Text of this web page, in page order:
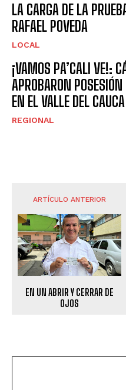
LA CARGA DE LA
RAFAEL POVEDA
LOCAL
¡VAMOS PA’CALI VE!:
APROBARON
EN EL VALLE DEL CAUCA
REGIONAL
ARTÍCULO ANTERIOR
EN UN ABRIR Y CERRAR DE
OJOS